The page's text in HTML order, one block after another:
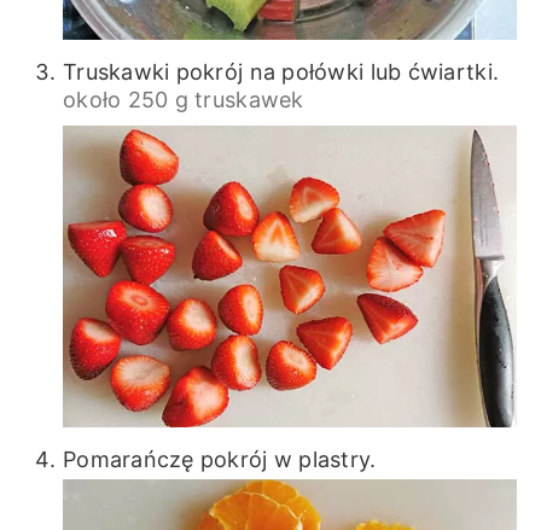
Truskawki pokrój na połówki lub ćwiartki.
około 250 g truskawek
Pomarańczę pokrój w plastry.